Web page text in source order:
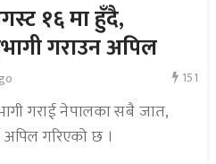
१६ मा हुँदै,
गराउन अपिल
151
गराई नेपालका सबै जात,
अपिल गरिएको छ ।